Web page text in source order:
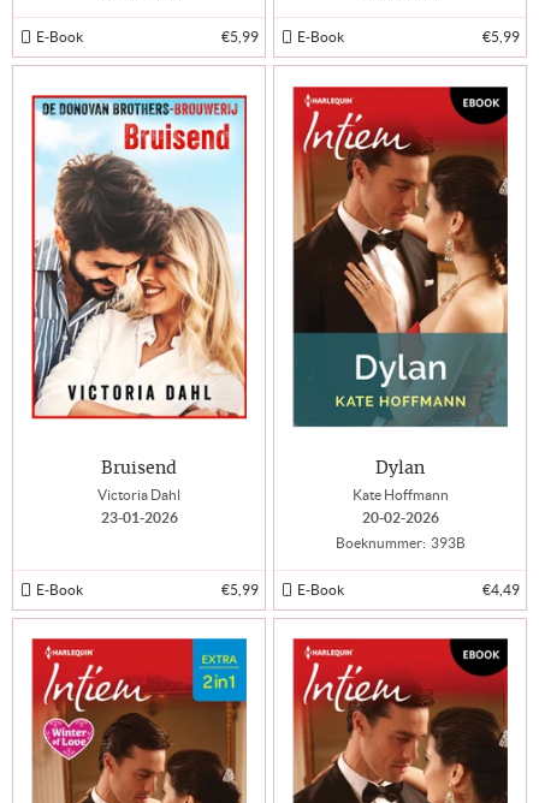
E-Book €5,99 E-Book €5,99
Bruisend
Victoria Dahl
23-01-2026
E-Book €5,99
Dylan
Kate Hoffmann
20-02-2026
Boeknummer: 393B
E-Book €4,49